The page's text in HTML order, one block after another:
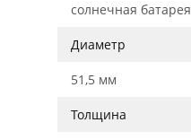
солнечная батарея
Диаметр
51,5 мм
Толщина